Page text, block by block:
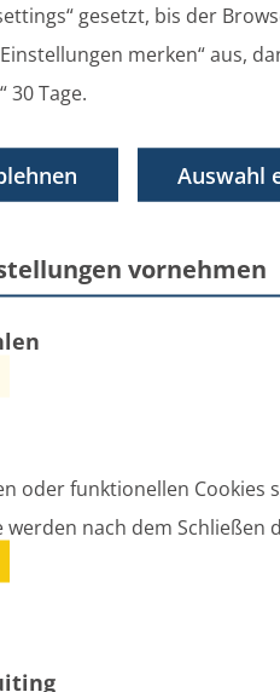
gesetzt, bis der
merken“ aus,
30 Tage.
Auswahl
vornehmen
oder funktionellen Cookies
werden nach dem Schließen
Karlsburg für das